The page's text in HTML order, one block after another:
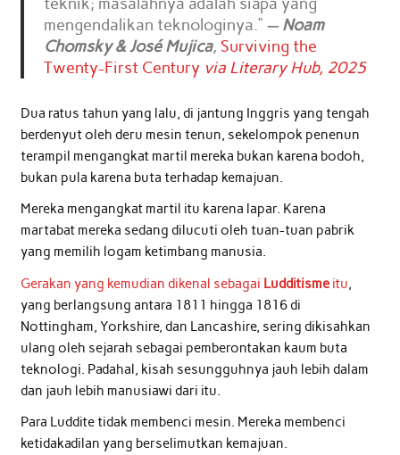
mengendalikan teknologinya.” — Noam
Chomsky & José Mujica, Surviving the
Twenty-First Century via Literary Hub, 2025
Dua ratus tahun yang lalu, di jantung Inggris yang tengah
berdenyut oleh deru mesin tenun, sekelompok penenun
terampil mengangkat martil mereka bukan karena bodoh,
bukan pula karena buta terhadap kemajuan.
Mereka mengangkat martil itu karena lapar. Karena
martabat mereka sedang dilucuti oleh tuan-tuan pabrik
yang memilih logam ketimbang manusia.
Gerakan yang kemudian dikenal sebagai Ludditismeitu
yang berlangsung antara 1811 hingga 1816 di
Nottingham, Yorkshire, dan Lancashire, sering dikisahkan
ulang oleh sejarah sebagai pemberontakan kaum buta
teknologi. Padahal, kisah sesungguhnya jauh lebih dalam
dan jauh lebih manusiawi dari itu.
Para Luddite tidak membenci mesin. Mereka membenci
ketidakadilan yang berselimutkan kemajuan.